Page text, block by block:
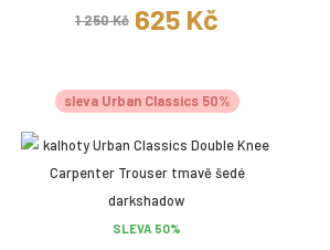
1 250 Kč 625 Kč
sleva Urban Classics 50%
SLEVA 50%